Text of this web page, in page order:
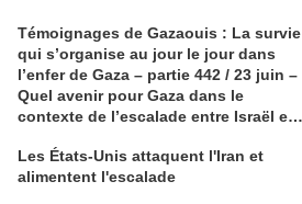
Témoignages de Gazaouis : La survie
qui s’organise au jour le jour dans
l’enfer de Gaza – partie 442 / 23 juin –
Quel avenir pour Gaza dans le
contexte de l’escalade entre Israël et
Les États-Unis attaquent l'Iran et
alimentent l'escalade